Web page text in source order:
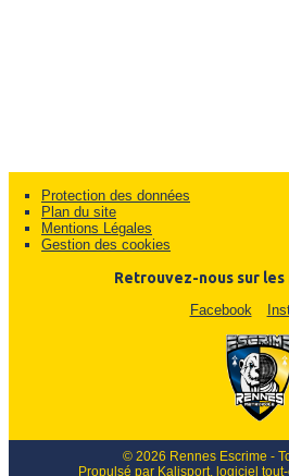
Protection des données
Plan du site
Mentions Légales
Gestion des cookies
Retrouvez-nous sur les
Facebook
© 2026 Rennes Escrime -
Propulsé par Kalisport, logiciel